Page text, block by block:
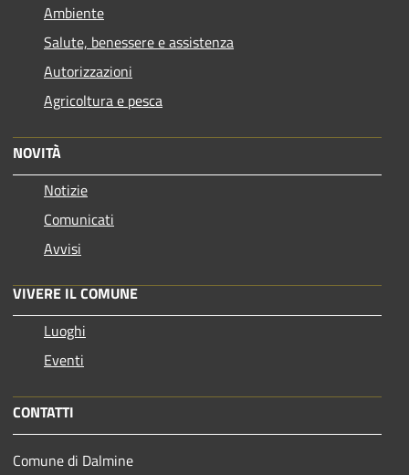
Ambiente
Salute, benessere e assistenza
Autorizzazioni
Agricoltura e pesca
NOVITÀ
Notizie
Comunicati
Avvisi
VIVERE IL COMUNE
Luoghi
Eventi
CONTATTI
Comune di Dalmine